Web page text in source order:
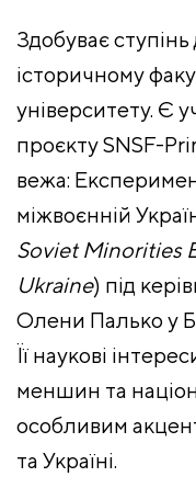
Здобуває
історичному
університету. Є
проєкту SNSF-
вежа:
міжвоєнній
Soviet Minorities
Ukraine) під
Олени Палько у
Її наукові
меншин та
особливим
та Україні.